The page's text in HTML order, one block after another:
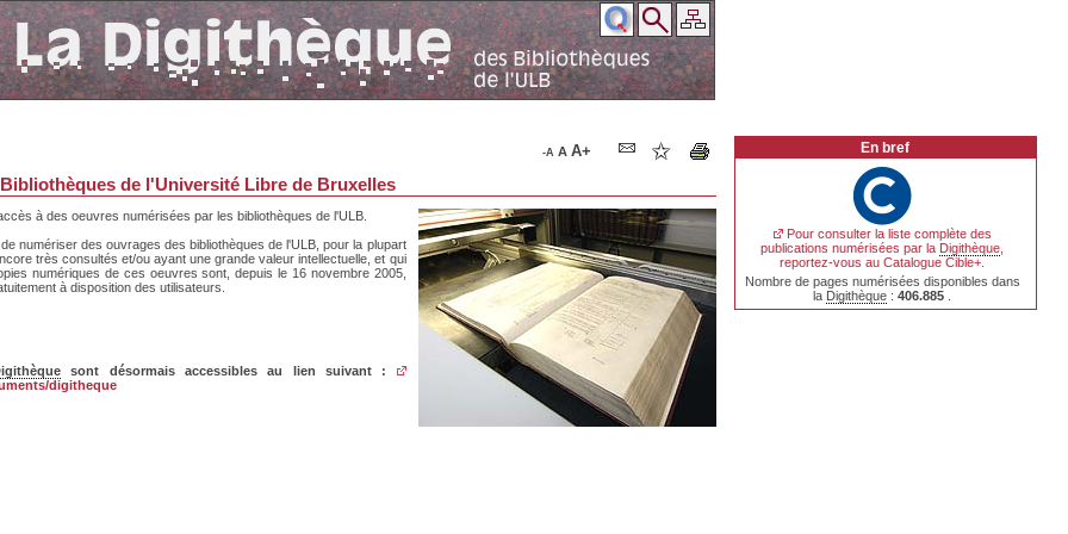
-A A A+
de l'Université Libre de Bruxelles
à des oeuvres numérisées par les bibliothèques de l'ULB.
numériser des ouvrages des bibliothèques de l'ULB, pour la plupart
très consultés et/ou ayant une grande valeur intellectuelle, et qui
numériques de ces oeuvres sont, depuis le 16 novembre 2005,
à disposition des utilisateurs.
sont désormais accessibles au lien suivant :
digitheque
En bref
Pour consulter la liste complète des
publications numérisées par la Digithèque
reportez-vous au Catalogue Cible+.
Nombre de pages numérisées disponibles dans
la Digithèque : 406.885